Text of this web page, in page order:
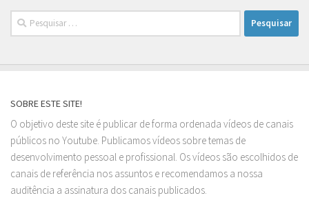
Pesquisar
por:
SOBRE ESTE SITE!
O objetivo deste site é publicar de forma ordenada vídeos de canais
públicos no Youtube. Publicamos vídeos sobre temas de
desenvolvimento pessoal e profissional. Os vídeos são escolhidos de
canais de referência nos assuntos e recomendamos a nossa
auditência a assinatura dos canais publicados.